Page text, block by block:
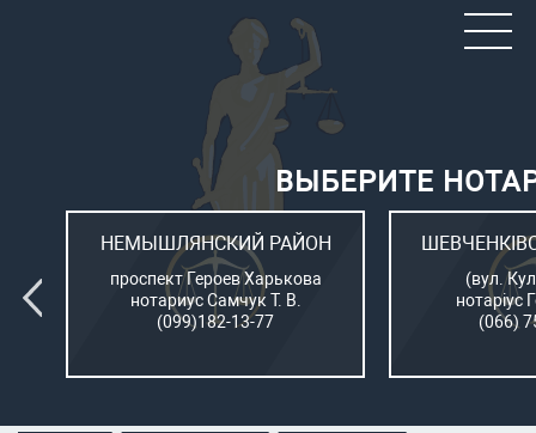
ВЫБЕРИТЕ
НЕМЫШЛЯНСКИЙ РАЙОН
проспект Героев Харькова
нотариус Самчук Т. В.
(099)182-13-77
(вул.
нотаріус
(066)